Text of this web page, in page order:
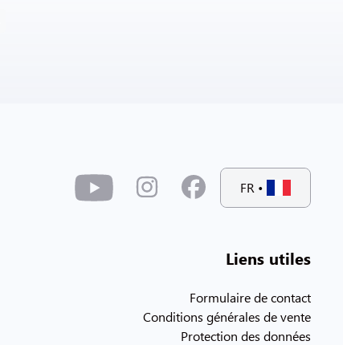
FR •
Liens utiles
Formulaire de contact
Conditions générales de vente
Protection des données